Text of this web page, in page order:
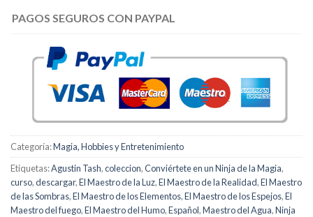
PAGOS SEGUROS CON PAYPAL
Categoría:Magia, Hobbies y Entretenimiento
Etiquetas:Agustin Tash,coleccion,Conviértete en un Ninja de la Magia,
curso,descargar,El Maestro de la Luz,El Maestro de la Realidad,El Maestro
de las Sombras,El Maestro de los Elementos,El Maestro de los Espejos,El
Maestro del fuego,El Maestro del Humo,Español,Maestro del Agua,Ninja